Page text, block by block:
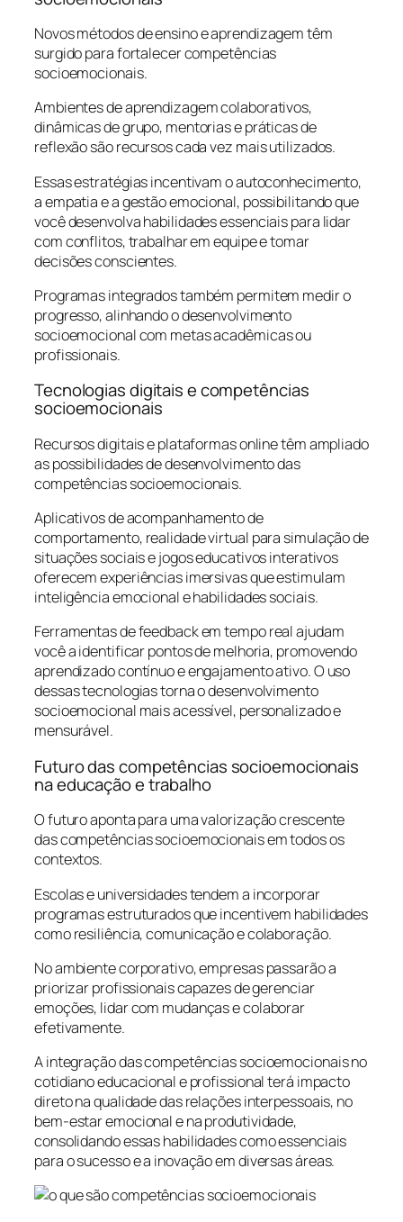
Novos métodos de ensino e aprendizagem têm
surgido para fortalecer competências
socioemocionais.
Ambientes de aprendizagem colaborativos,
dinâmicas de grupo, mentorias e práticas de
reflexão são recursos cada vez mais utilizados.
Essas estratégias incentivam o autoconhecimento,
a empatia e a gestão emocional, possibilitando que
você desenvolva habilidades essenciais para lidar
com conflitos, trabalhar em equipe e tomar
decisões conscientes.
Programas integrados também permitem medir o
progresso, alinhando o desenvolvimento
socioemocional com metas acadêmicas ou
profissionais.
Tecnologias digitais e competências
socioemocionais
Recursos digitais e plataformas online têm ampliado
as possibilidades de desenvolvimento das
competências socioemocionais.
Aplicativos de acompanhamento de
comportamento, realidade virtual para simulação de
situações sociais e jogos educativos interativos
oferecem experiências imersivas que estimulam
inteligência emocional e habilidades sociais.
Ferramentas de feedback em tempo real ajudam
você a identificar pontos de melhoria, promovendo
aprendizado contínuo e engajamento ativo. O uso
dessas tecnologias torna o desenvolvimento
socioemocional mais acessível, personalizado e
mensurável.
Futuro das competências socioemocionais
na educação e trabalho
O futuro aponta para uma valorização crescente
das competências socioemocionais em todos os
contextos.
Escolas e universidades tendem a incorporar
programas estruturados que incentivem habilidades
como resiliência, comunicação e colaboração.
No ambiente corporativo, empresas passarão a
priorizar profissionais capazes de gerenciar
emoções, lidar com mudanças e colaborar
efetivamente.
A integração das competências socioemocionais no
cotidiano educacional e profissional terá impacto
direto na qualidade das relações interpessoais, no
bem-estar emocional e na produtividade,
consolidando essas habilidades como essenciais
para o sucesso e a inovação em diversas áreas.